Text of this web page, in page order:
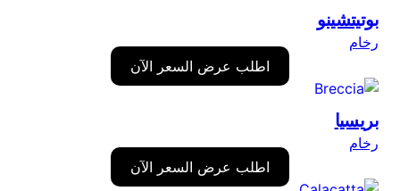
بوتيتشينو
رخام
اطلب عرض السعر الآن
بريسيا
رخام
اطلب عرض السعر الآن